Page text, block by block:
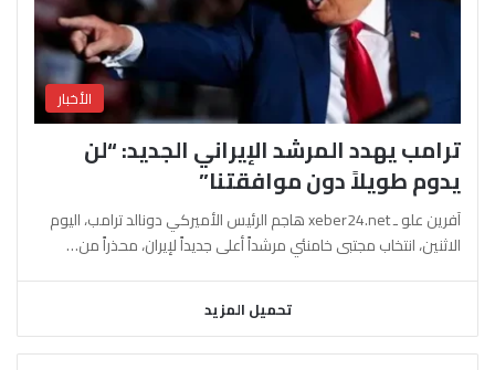
الأخبار
ترامب يهدد المرشد الإيراني الجديد: “لن
يدوم طويلاً دون موافقتنا”
آفرين علو ـ xeber24.net هاجم الرئيس الأميركي دونالد ترامب، اليوم
الاثنين، انتخاب مجتبى خامنئي مرشداً أعلى جديداً لإيران، محذراً من…
تحميل المزيد